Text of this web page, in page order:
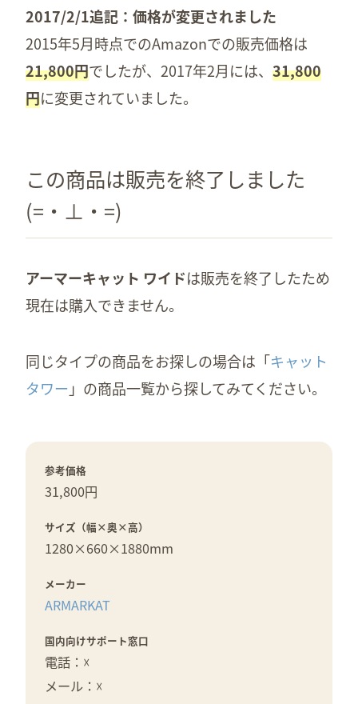
2017/2/1追記：価格が変更されました
2015年5月時点でのAmazonでの販売価格は
21,800円でしたが、2017年2月には、 31,800
円に変更されていました。
この商品は販売を終了しました
(=・⊥・=)
アーマーキャット ワイドは販売を終了したため
現在は購入できません。
同じタイプの商品をお探しの場合は「キャット
タワー 」の商品一覧から探してみてください。
参考価格
31,800円
サイズ（幅×奥×高）
1280×660×1880mm
メーカー
ARMARKAT
国内向けサポート窓口
電話：☓
メール：☓